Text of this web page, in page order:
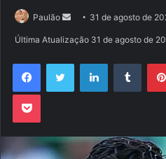
Paulão
Mande
mail
31 de agosto de
Última Atualização 31 de agosto de
FacebookTwitter Linkedin
Pocket